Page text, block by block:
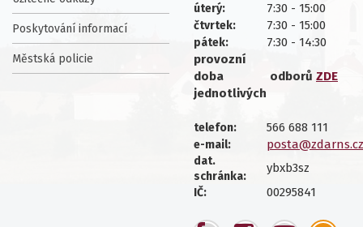
Poskytování informací
Městská policie
úterý: 7:30 - 15:00
čtvrtek: 7:30 - 15:00
pátek:
7:30 - 14:30
provozní
doba
jednotlivých
odborů ZDE
telefon: 566 688 111
e-mail: posta@zdarns.cz
dat.
schránka:
ybxb3sz
IČ: 00295841